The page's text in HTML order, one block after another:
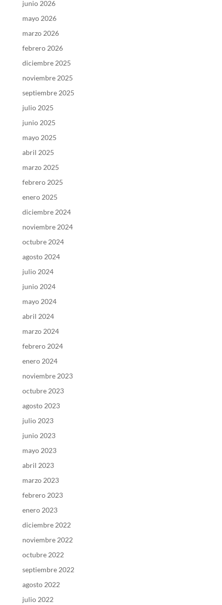
junio 2026
mayo 2026
marzo 2026
febrero 2026
diciembre 2025
noviembre 2025
septiembre 2025
julio 2025
junio 2025
mayo 2025
abril 2025
marzo 2025
febrero 2025
enero 2025
diciembre 2024
noviembre 2024
octubre 2024
agosto 2024
julio 2024
junio 2024
mayo 2024
abril 2024
marzo 2024
febrero 2024
enero 2024
noviembre 2023
octubre 2023
agosto 2023
julio 2023
junio 2023
mayo 2023
abril 2023
marzo 2023
febrero 2023
enero 2023
diciembre 2022
noviembre 2022
octubre 2022
septiembre 2022
agosto 2022
julio 2022